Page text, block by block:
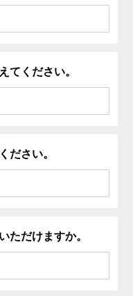
てください。
ださい。
ただけますか。